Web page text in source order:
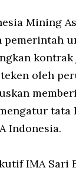
Mining
pemerintah
kontrak
oleh
tata
Indonesia.
IMA Sari